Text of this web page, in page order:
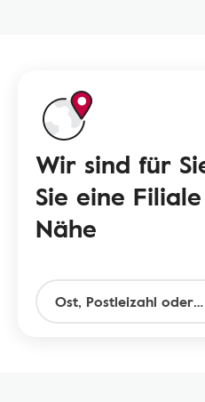
Wir sind für
Sie eine
Nähe